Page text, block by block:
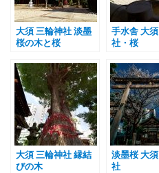
大須 三輪神社 淡墨
桜の木と桜
手水舎 大
社・桜
大須 三輪神社 縁結
びの木
淡墨桜 大
社